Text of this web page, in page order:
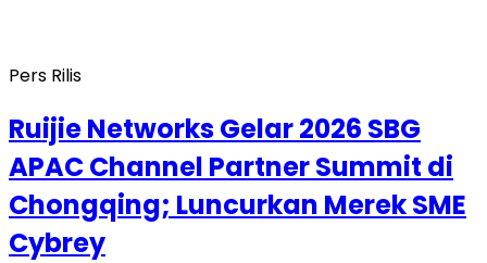
Pers Rilis
Ruijie Networks Gelar 2026 SBG
APAC Channel Partner Summit di
Chongqing; Luncurkan Merek SME
Cybrey